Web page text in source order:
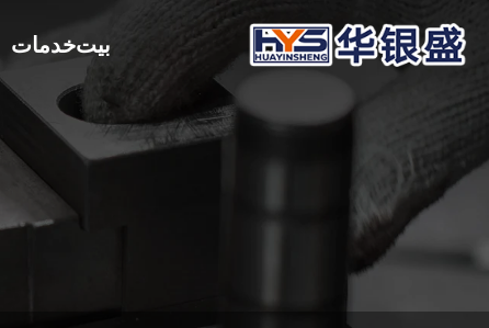
بيتخدمات